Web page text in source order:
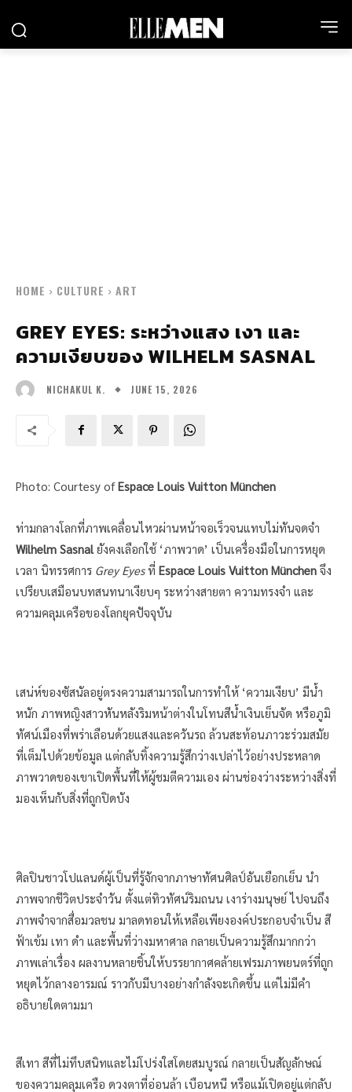
HOME CULTURE ART
GREY EYES: ระหว่างแสง เงา และ
ความเงียบของ WILHELM SASNAL
NICHAKUL K. JUNE 15, 2026
Photo: Courtesy ofEspace Louis Vuitton München
ท่ามกลางโลกที่ภาพเคลื่อนไหวผ่านหน้าจอเร็วจนแทบไม่ทันจดจำ
Wilhelm Sasnal ยังคงเลือกใช้ ‘ภาพวาด’ เป็นเครื่องมือในการหยุด
เวลา นิทรรศการ Grey Eyesที่ Espace Louis Vuitton München จึง
เปรียบเสมือนบทสนทนาเงียบๆ ระหว่างสายตา ความทรงจำ และ
ความคลุมเครือของโลกยุคปัจจุบัน
เสน่ห์ของซัสนัลอยู่ตรงความสามารถในการทำให้ ‘ความเงียบ’ มีน้ำ
หนัก ภาพหญิงสาวหันหลังริมหน้าต่างในโทนสีน้ำเงินเย็นจัด หรือภูมิ
ทัศน์เมืองที่พร่าเลือนด้วยแสงและควันรถ ล้วนสะท้อนภาวะร่วมสมัย
ที่เต็มไปด้วยข้อมูล แต่กลับทิ้งความรู้สึกว่างเปล่าไว้อย่างประหลาด
ภาพวาดของเขาเปิดพื้นที่ให้ผู้ชมตีความเอง ผ่านช่องว่างระหว่างสิ่งที่
มองเห็นกับสิ่งที่ถูกปิดบัง
ศิลปินชาวโปแลนด์ผู้เป็นที่รู้จักจากภาษาทัศนศิลป์อันเยือกเย็น นำ
ภาพจากชีวิตประจำวัน ตั้งแต่ทิวทัศน์ริมถนน เงาร่างมนุษย์ ไปจนถึง
ภาพจำจากสื่อมวลชน มาลดทอนให้เหลือเพียงองค์ประกอบจำเป็น สี
ฟ้าเข้ม เทา ดำ และพื้นที่ว่างมหาศาล กลายเป็นความรู้สึกมากกว่า
ภาพเล่าเรื่อง ผลงานหลายชิ้นให้บรรยากาศคล้ายเฟรมภาพยนตร์ที่ถูก
หยุดไว้กลางอารมณ์ ราวกับมีบางอย่างกำลังจะเกิดขึ้น แต่ไม่มีคำ
อธิบายใดตามมา
สีเทา สีที่ไม่ทึบสนิทและไม่โปร่งใสโดยสมบูรณ์ กลายเป็นสัญลักษณ์
ของความคลุมเครือ ดวงตาที่อ่อนล้า เบือนหนี หรือแม้เปิดอยู่แต่กลับ